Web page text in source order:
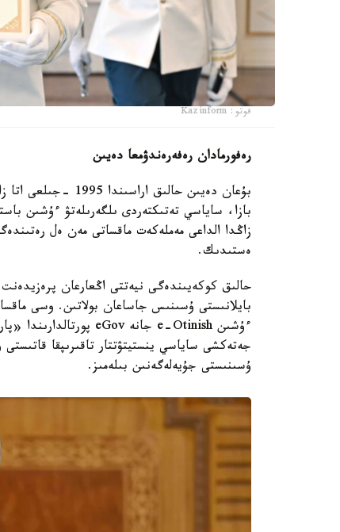
فوتو: Kazinform
رەفورمادان رەفەرەندۋمعا دەيىن
بۇعان دەيىن
بازا، ساياسي تەتىكتەردى ىلگەرىلەتۋ ءۇشىن
زاڭدا الداعى مەملەكەت ماقساتى مەن ەل
ەستىدىك.
حالىق كوكەيىندەگى نيەتتى اڭعارعان
بايلانىستى ۇسىنىس جاساعان بولاتىن. وسى
ۇسىنىستى جۇيەلەگەنىن بىلەمىز.